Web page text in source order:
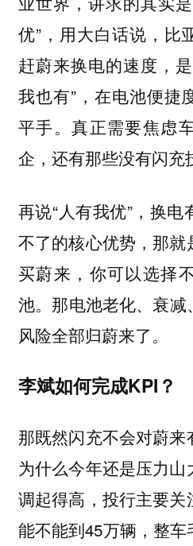
优”，用大白话说，比
赶蔚来换电的速度，
我也有”，在电池便捷
平手。真正需要焦虑
企，还有那些没有闪充
再说“人有我优”，换
不了的核心优势，那就
买蔚来，你可以选择
池。那电池老化、衰
风险全部归蔚来了。
李斌如何完成KPI？
那既然闪充不会对蔚
为什么今年还是压力
调起得高，投行主要
能不能到45万辆，整